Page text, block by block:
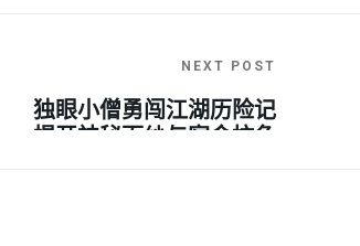
NEXT POST
独眼小僧勇闯江湖历险记
揭开神秘面纱与宿命抗争